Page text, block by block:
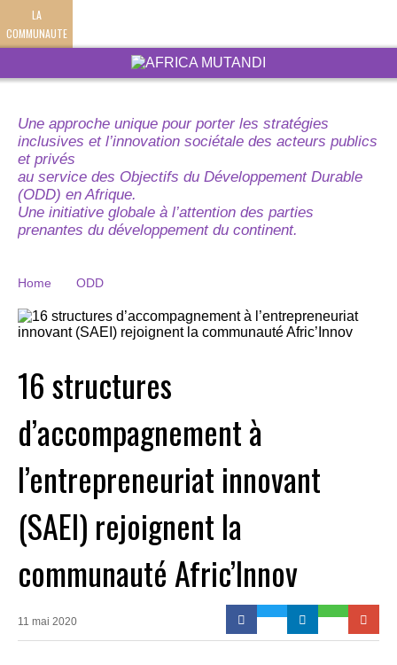
LA
COMMUNAUTE
Une approche unique pour porter les stratégies
inclusives et l’innovation sociétale des acteurs publics
et privés
au service des Objectifs du Développement Durable
(ODD) en Afrique.
Une initiative globale à l’attention des parties
prenantes du développement du continent.
Home ODD
16 structures
d’accompagnement à
l’entrepreneuriat innovant
(SAEI) rejoignent la
communauté Afric’Innov
11 mai 2020